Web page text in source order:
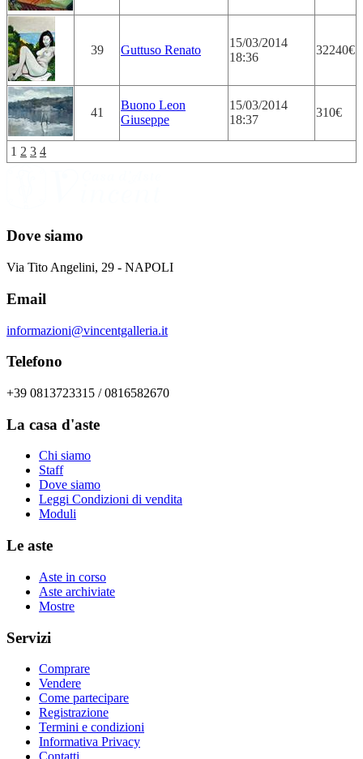
39 Guttuso Renato
15/03/2014
18:36
32240€
41
Buono Leon
Giuseppe
15/03/2014
18:37
310€
1 2 3 4
Dove siamo
Via Tito Angelini, 29 - NAPOLI
Email
informazioni@vincentgalleria.it
Telefono
+39 0813723315 / 0816582670
La casa d'aste
Chi siamo
Staff
Dove siamo
Leggi Condizioni di vendita
Moduli
Le aste
Aste in corso
Aste archiviate
Mostre
Servizi
Comprare
Vendere
Come partecipare
Registrazione
Termini e condizioni
Informativa Privacy